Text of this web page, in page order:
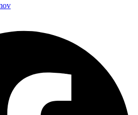
Domianovej a starí rodičia z